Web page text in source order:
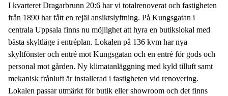
I kvarteret Dragarbrunn 20:6 har vi totalrenoverat och fastigheten
från 1890 har fått en rejäl ansiktslyftning. På Kungsgatan i
centrala Uppsala finns nu möjlighet att hyra en butikslokal med
bästa skyltläge i entréplan. Lokalen på 136 kvm har nya
skyltfönster och entré mot Kungsgatan och en entré för gods och
personal mot gården. Ny klimatanläggning med kyld tilluft samt
mekanisk frånluft är installerad i fastigheten vid renovering.
Lokalen passar utmärkt för butik eller showroom och det finns